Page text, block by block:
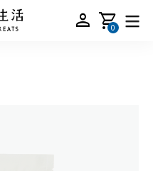
person shopping_cart
0